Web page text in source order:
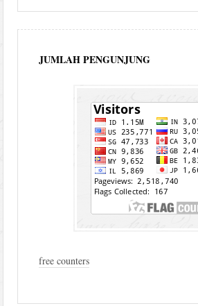
JUMLAH PENGUNJUNG
free counters